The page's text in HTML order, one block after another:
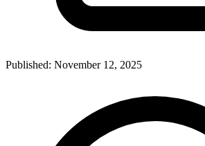
Published: November 12, 2025